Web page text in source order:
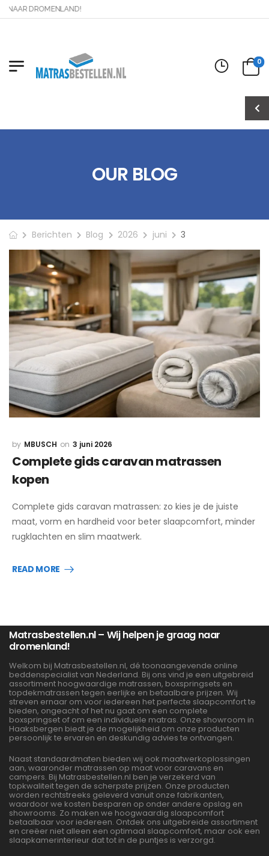
DROMENLAND!
0
OUR BLOG
Berichten Blog 2026 juni 3
MBUSCH 3 juni 2026
Complete gids caravan matrassen
kopen
Complete gids caravan matrassen: zo kies je de juiste
maat, vorm en hardheid voor beter slaapcomfort, minder
rugklachten en slim maatwerk.
READ MORE
Matrasbestellen.nl – Wij helpen je graag naar
dromenland!
Welkom bij Matrasbestellen.nl, dé toonaangevende online
beddenspecialist van Nederland. Bij ons vind je een uitgebreid
assortiment hoogwaardige matrassen, boxspringsets en
topdekmatrassen tegen eerlijke en betaalbare prijzen. Wij
streven ernaar om voor iedereen het perfecte slaapcomfort te
bieden, ongeacht of het nu gaat om een complete
boxspringset of om een individuele matras. Onze showroom in
Haaksbergen biedt je de mogelijkheid om onze producten
persoonlijk te ervaren en deskundig advies te ontvangen.
Naast standaardmaten bieden wij ook maatwerkoplossingen
aan, waaronder matrassen op maat voor caravans en
campers. Bij Matrasbestellen.nl ben je verzekerd van
topkwaliteit tegen de scherpste prijzen. Onze producten
worden rechtstreeks geleverd vanuit onze fabrikanten,
waardoor we kosten besparen op onder andere opslag en
showrooms. Zo maken we hoogwaardig slaapcomfort
betaalbaar voor iedereen. Ontdek ons uitgebreide assortiment
en creëer niet alleen een optimaal slaapcomfort, maar ook een
slaapkamerinterieur dat tot in de puntjes is verzorgd.